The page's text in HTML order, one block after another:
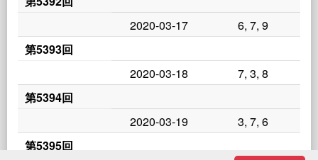
2020-03-17
6, 7, 9
第5393回
2020-03-18
7, 3, 8
第5394回
2020-03-19
3, 7, 6
第5395回